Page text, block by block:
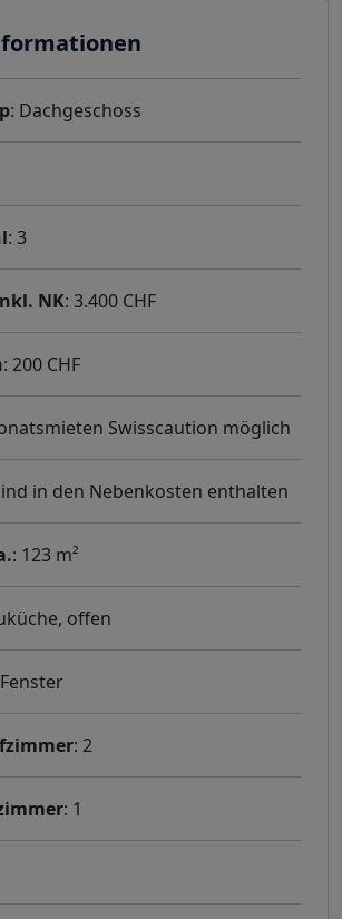
: Dachgeschoss
: 3
NK: 3.400 CHF
: 200 CHF
Swisscaution möglich
in den Nebenkosten enthalten
: 123 m²
offen
: 2
: 1